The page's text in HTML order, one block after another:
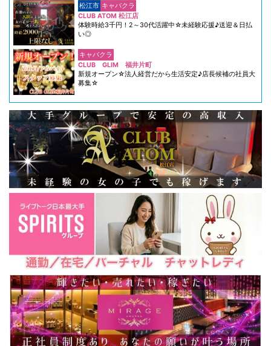
松江市 キャバクラ
CLUB ATOM 松江店
体験時給3千円！2～30代活躍中☆未経験応援♪送迎＆日払
い◎
キャバクラ
CLUB GLIM 福井片町
新規オープン☆法人経営だから生活安定♪店長候補の社員大
募集☆